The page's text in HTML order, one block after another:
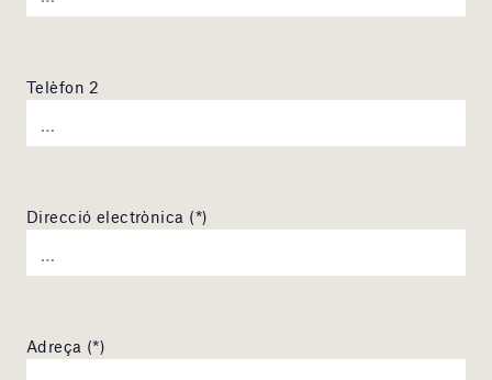
Telèfon 2
Direcció electrònica (*)
Adreça (*)